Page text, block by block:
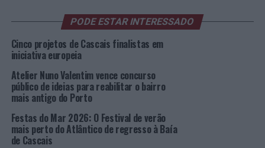
Brand Ranking©.Apesar dos excelentes resultados
mantêm as suas posições de 2º e 3º lugar,
respetivamente, é a capital quem continua a dominar
todas as dimensões do estudo, com uma performance
exemplar em todas as variáveis estatísticas e digitais.
Com o aumento progressivo do volume de pesquisas,
Lisboa assume-se como uma das cidades europeias mais
procuradas por investidores, turistas e talento nacional
PODE ESTAR INTERESSADO
Cinco projetos de Cascais finalistas em
iniciativa europeia
Atelier Nuno Valentim vence concurso
público de ideias para reabilitar o bairro
mais antigo do Porto
Festas do Mar 2026: O Festival de verão
mais perto do Atlântico de regresso à Baía
de Cascais